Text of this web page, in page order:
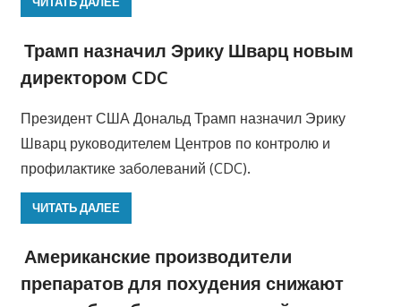
Трамп назначил Эрику Шварц новым
директором CDC
Президент США Дональд Трамп назначил Эрику
Шварц руководителем Центров по контролю и
профилактике заболеваний (CDC).
ЧИТАТЬ ДАЛЕЕ
Американские производители
препаратов для похудения снижают